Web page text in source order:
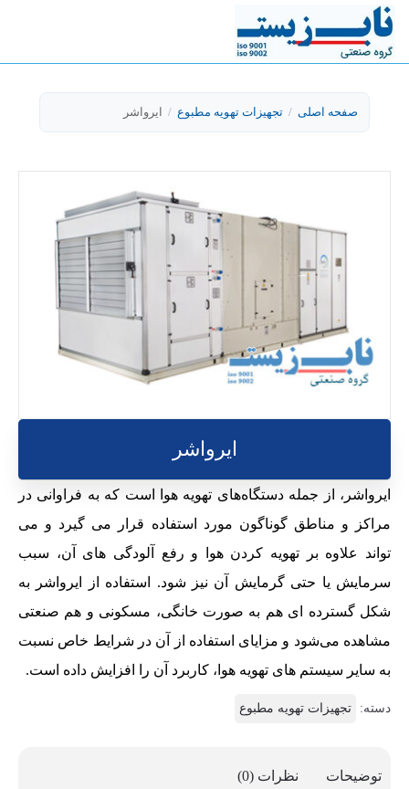
صفحه اصلی / تجهیزات تهویه مطبوع / ایرواشر
ایرواشر
ایرواشر، از جمله دستگاه‌های تهویه هوا است که به فراوانی در
مراکز و مناطق گوناگون مورد استفاده قرار می گیرد و می
تواند علاوه بر تهویه کردن هوا و رفع آلودگی های آن، سبب
سرمایش یا حتی گرمایش آن نیز شود. استفاده از ایرواشر به
شکل گسترده ای هم به صورت خانگی، مسکونی و هم صنعتی
مشاهده می‌شود و مزایای استفاده از آن در شرایط خاص نسبت
به سایر سیستم های تهویه هوا، کاربرد آن را افزایش داده است.
دسته: تجهیزات تهویه مطبوع
توضیحات نظرات (0)